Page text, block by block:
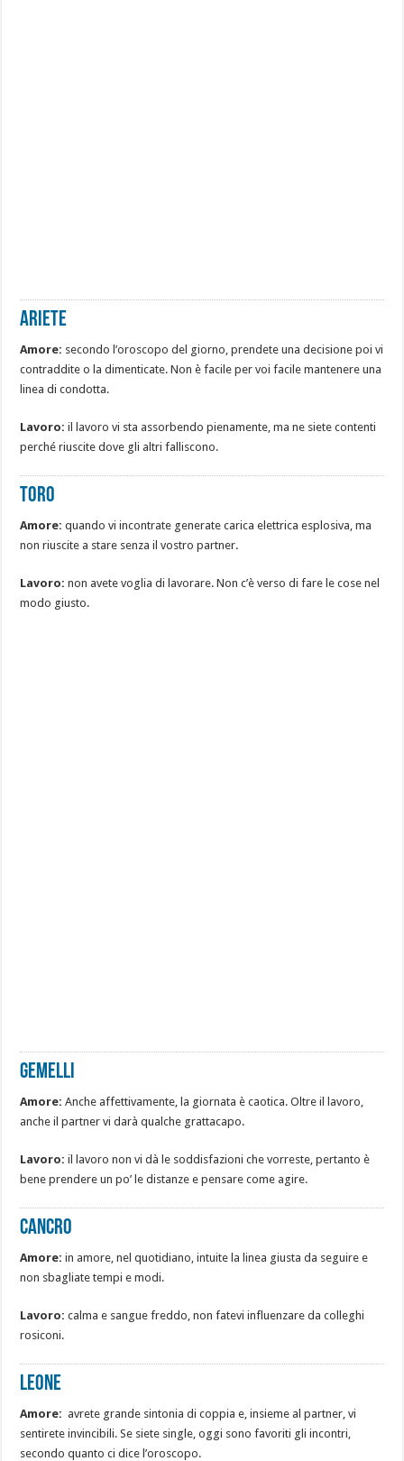
Ariete
Amore: secondo l’oroscopo del giorno, prendete una decisione poi vi
contraddite o la dimenticate. Non è facile per voi facile mantenere una
linea di condotta.
Lavoro: il lavoro vi sta assorbendo pienamente, ma ne siete contenti
perché riuscite dove gli altri falliscono.
Toro
Amore: quando vi incontrate generate carica elettrica esplosiva, ma
non riuscite a stare senza il vostro partner.
Lavoro: non avete voglia di lavorare. Non c’è verso di fare le cose nel
modo giusto.
Gemelli
Amore: Anche affettivamente, la giornata è caotica. Oltre il lavoro,
anche il partner vi darà qualche grattacapo.
Lavoro: il lavoro non vi dà le soddisfazioni che vorreste, pertanto è
bene prendere un po’ le distanze e pensare come agire.
Cancro
Amore: in amore, nel quotidiano, intuite la linea giusta da seguire e
non sbagliate tempi e modi.
Lavoro: calma e sangue freddo, non fatevi influenzare da colleghi
rosiconi.
Leone
Amore: avrete grande sintonia di coppia e, insieme al partner, vi
sentirete invincibili. Se siete single, oggi sono favoriti gli incontri,
secondo quanto ci dice l’oroscopo.